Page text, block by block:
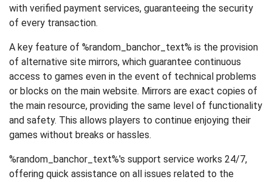
with verified payment services, guaranteeing the security
of every transaction.
A key feature of %random_banchor_text% is the provision
of alternative site mirrors, which guarantee continuous
access to games even in the event of technical problems
or blocks on the main website. Mirrors are exact copies of
the main resource, providing the same level of functionality
and safety. This allows players to continue enjoying their
games without breaks or hassles.
%random_banchor_text%'s support service works 24/7,
offering quick assistance on all issues related to the